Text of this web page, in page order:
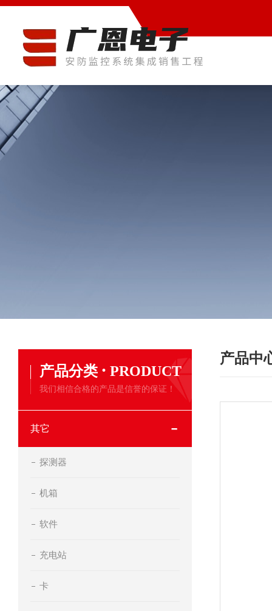
产品分类 · PRODUCT
我们相信合格的产品是信誉的保证！
其它
探测器
机箱
软件
充电站
卡
产品中